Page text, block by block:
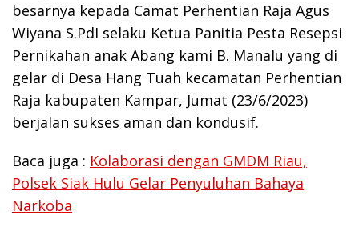
besarnya kepada Camat Perhentian Raja Agus
Wiyana S.PdI selaku Ketua Panitia Pesta Resepsi
Pernikahan anak Abang kami B. Manalu yang di
gelar di Desa Hang Tuah kecamatan Perhentian
Raja kabupaten Kampar, Jumat (23/6/2023)
berjalan sukses aman dan kondusif.
Baca juga : Kolaborasi dengan GMDM Riau,
Polsek Siak Hulu Gelar Penyuluhan Bahaya
Narkoba